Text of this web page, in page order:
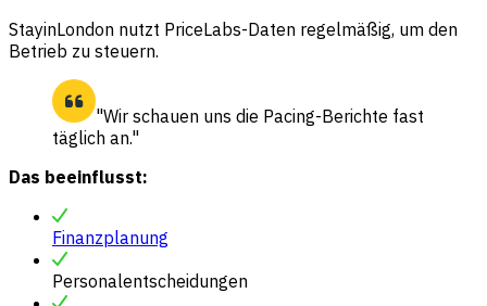
StayinLondon nutzt PriceLabs-Daten regelmäßig, um den
Betrieb zu steuern.
"Wir schauen uns die Pacing-Berichte fast
täglich an."
Das beeinflusst:
Finanzplanung
Personalentscheidungen